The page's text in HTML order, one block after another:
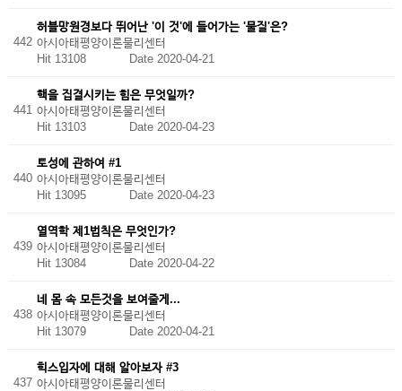
442
허블망원경보다 뛰어난 '이 것'에 들어가는 '물질'은?
아시아태평양이론물리센터
Hit 13108 Date 2020-04-21
441
핵을 집결시키는 힘은 무엇일까?
아시아태평양이론물리센터
Hit 13103 Date 2020-04-23
440
토성에 관하여 #1
아시아태평양이론물리센터
Hit 13095 Date 2020-04-23
439
열역학 제1법칙은 무엇인가?
아시아태평양이론물리센터
Hit 13084 Date 2020-04-22
438
네 몸 속 모든것을 보여줄게...
아시아태평양이론물리센터
Hit 13079 Date 2020-04-21
437
힉스입자에 대해 알아보자 #3
아시아태평양이론물리센터